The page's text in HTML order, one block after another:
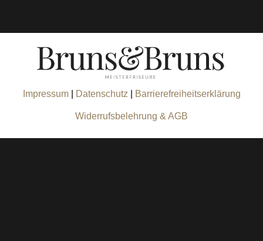
Impressum| Datenschutz Barrierefreiheitserklärung
Widerrufsbelehrung & AGB